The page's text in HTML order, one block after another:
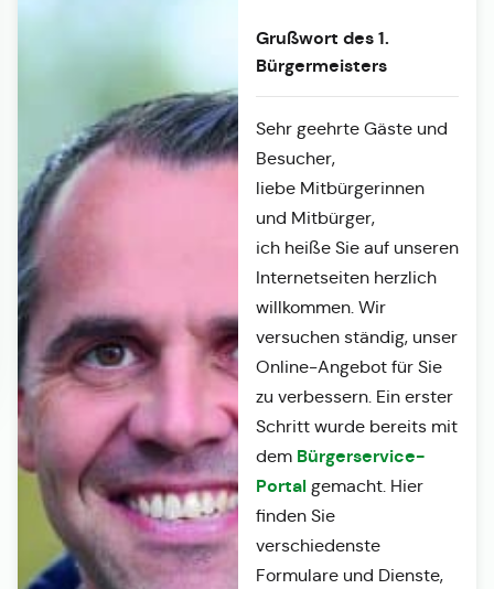
Grußwort des 1.
Bürgermeisters
Sehr geehrte Gäste und
Besucher,
liebe Mitbürgerinnen
und Mitbürger,
ich heiße Sie auf unseren
Internetseiten herzlich
willkommen. Wir
versuchen ständig, unser
Online-Angebot für Sie
zu verbessern. Ein erster
Schritt wurde bereits mit
dem Bürgerservice-
Portalgemacht. Hier
finden Sie
verschiedenste
Formulare und Dienste,